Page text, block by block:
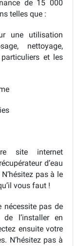
de 15 000
telles que :
une utilisation
nettoyage,
et les
site internet
d’eau
pas à le
vous faut !
nécessite pas de
l’installer en
ensuite votre
N’hésitez pas à